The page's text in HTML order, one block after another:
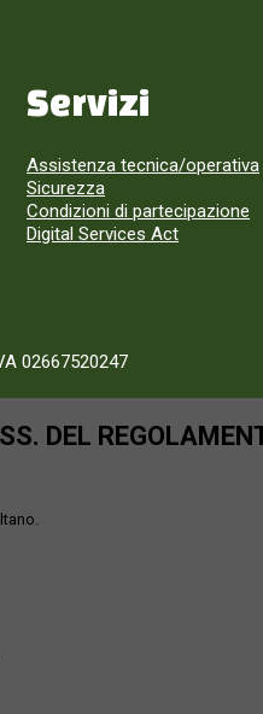
Servizi
Assistenza tecnica/operativa
Sicurezza
Condizioni di partecipazione
Digital Services Act
02667520247
DEL